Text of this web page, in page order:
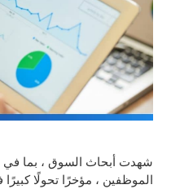
شهدت أبحاث السوق ، بما في
الموظفين ، مؤخرًا تحولًا